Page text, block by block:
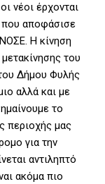
νέοι έρχονται
που αποφάσισε
Η κίνηση
του
Δήμου Φυλής
αλλά και με
το
περιοχής μας
για την
αντιληπτό
ακόμα πιο